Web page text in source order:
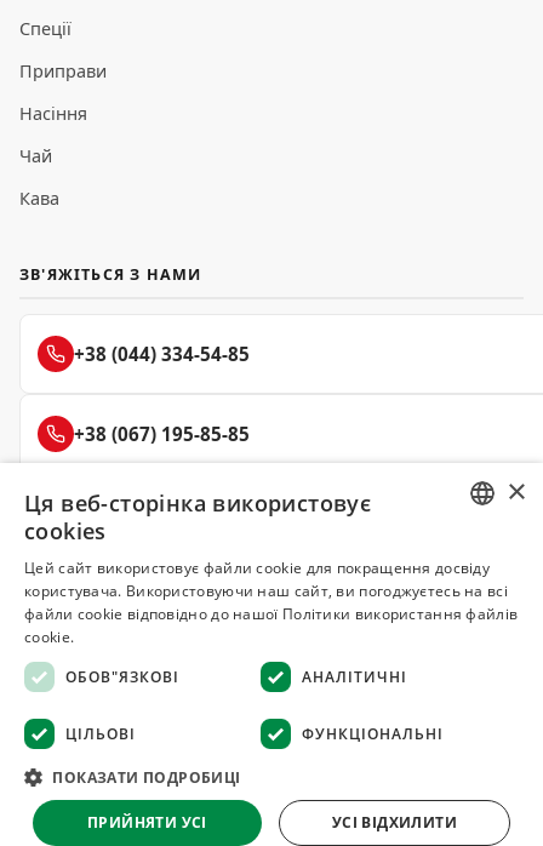
Спеції
Приправи
Насіння
Чай
Кава
ЗВ'ЯЖІТЬСЯ З НАМИ
+38 (044) 334-54-85
+38 (067) 195-85-85
+38 (050) 145-85-45
СПЕЦІЇ ТА ПРЯНОЩІ
© 2008–2026 Магазин спецій та прянощів Делюкс, Київ
Всі матеріали на сайті захищені авторським правом
Оферта · Повернення товару Гарантія якості · Конфіденційність
· Відмова від відповідальності
UKRAINIAN
×
Ця веб-сторінка використовує
cookies
Цей сайт використовує файли cookie для покращення досвіду
користувача. Використовуючи наш сайт, ви погоджуєтесь на всі
файли cookie відповідно до нашої Політики використання файлів
cookie.
ОБОВ"ЯЗКОВІ
АНАЛІТИЧНІ
ЦІЛЬОВІ ФУНКЦІОНАЛЬНІ
ПОКАЗАТИ ПОДРОБИЦІ
ПРИЙНЯТИ УСІ УСІ ВІДХИЛИТИ